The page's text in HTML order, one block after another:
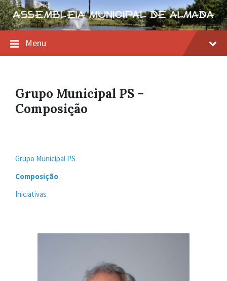
Skip
to
content
Skip
to
main
navigation
Skip
to
footer
Menu
Grupo Municipal PS –
Composição
Grupo Municipal PS
Composição
Iniciativas